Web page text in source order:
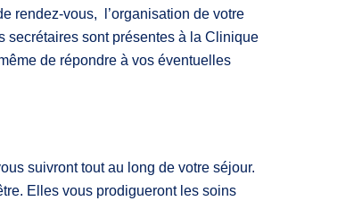
rendez-vous, l’organisation de votre
secrétaires sont présentes à la Clinique
de répondre à vos éventuelles
suivront tout au long de votre séjour.
Elles vous prodigueront les soins